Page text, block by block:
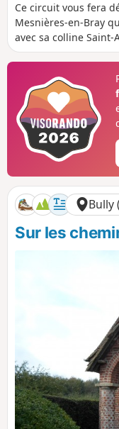
i
s
t
a
n
u
r
é
e
é
n
i
v
e
é
o
s
t
Ce circuit vous fera
Mesnières-en-Bray
avec sa colline
printemps et un
Bully
Sur les